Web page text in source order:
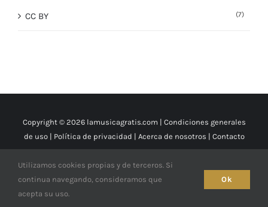
CC BY (7)
Copyright © 2026 lamusicagratis.com | Condiciones generales
de uso| Política de privacidad | Acerca de nosotros | Contacto
X YouTubeFacebook
Utilizamos cookies propias y de terceros. Si
continua navegando, consideramos que
acepta su uso.
Ok